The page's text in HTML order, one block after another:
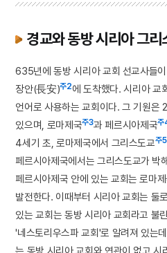
경교와 동방 시리아 그리
635년에 동방 시리아 교회 선교사들
장안(長安)주2에 도착했다. 시리아 교
언어로 사용하는 교회이다. 그 기원은
있으며, 로마제국주3과 페르시아제국주
4세기 초, 로마제국에서 그리스도교주5
페르시아제국에서는 그리스도교가 박
페르시아제국 안에 있는 교회는 로마
발전한다. 이때부터 시리아 교회는 둘
있는 교회는 동방 시리아 교회라고 불
'네스토리우스파 교회'로 알려져 있는
는 동방 시리아 교회와 연관이 없고 시